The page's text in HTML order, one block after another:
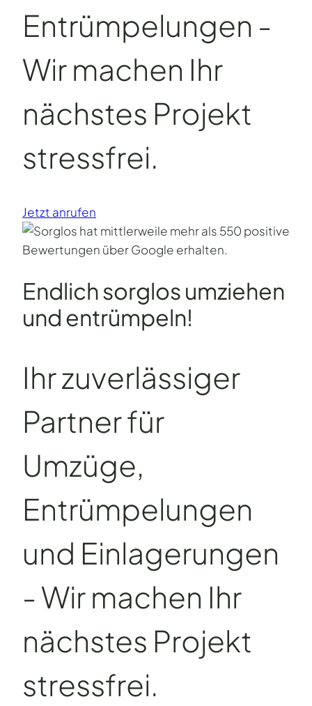
Entrümpelungen -
Wir machen Ihr
nächstes Projekt
stressfrei.
Jetzt anrufen
Endlich sorglos umziehen
und entrümpeln!
Ihr zuverlässiger
Partner für
Umzüge,
Entrümpelungen
und Einlagerungen
- Wir machen Ihr
nächstes Projekt
stressfrei.